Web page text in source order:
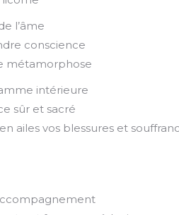
l’âme
conscience
métamorphose
intérieure
sûr et sacré
ailes vos blessures et